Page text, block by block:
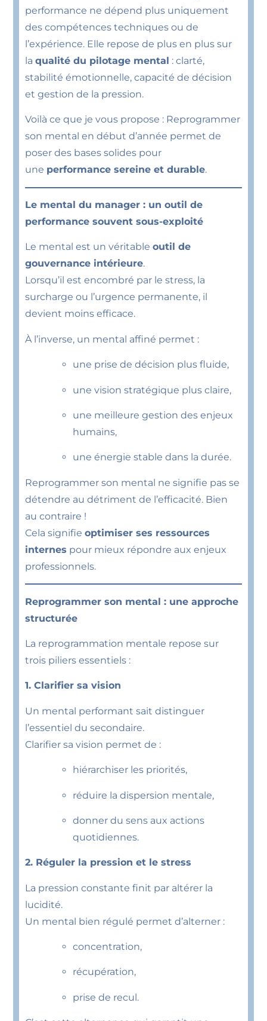
performance ne dépend plus uniquement
des compétences techniques ou de
l’expérience. Elle repose de plus en plus sur
laqualité du pilotage mental : clarté,
stabilité émotionnelle, capacité de décision
et gestion de la pression.
Voilà ce que je vous propose : Reprogrammer
son mental en début d’année permet de
poser des bases solides pour
une performance sereine et durable.
Le mental du manager : un outil de
performance souvent sous-exploité
Le mental est un véritableoutil de
gouvernance intérieure.
Lorsqu’il est encombré par le stress, la
surcharge ou l’urgence permanente, il
devient moins efficace.
À l’inverse, un mental affiné permet :
une prise de décision plus fluide,
une vision stratégique plus claire,
une meilleure gestion des enjeux
humains,
une énergie stable dans la durée.
Reprogrammer son mental ne signifie pas se
détendre au détriment de l’efficacité. Bien
au contraire !
Cela signifieoptimiser ses ressources
internes pour mieux répondre aux enjeux
professionnels.
Reprogrammer son mental : une approche
structurée
La reprogrammation mentale repose sur
trois piliers essentiels :
1. Clarifier sa vision
Un mental performant sait distinguer
l’essentiel du secondaire.
Clarifier sa vision permet de :
hiérarchiser les priorités,
réduire la dispersion mentale,
donner du sens aux actions
quotidiennes.
2. Réguler la pression et le stress
La pression constante finit par altérer la
lucidité.
Un mental bien régulé permet d’alterner :
concentration,
récupération,
prise de recul.